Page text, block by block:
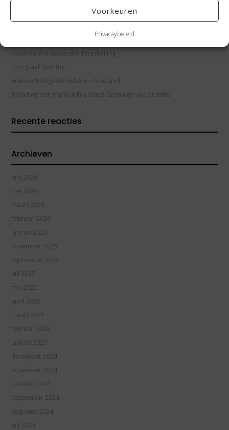
Voorkeuren
Privacaybeleid
Interieurfotografie Goudpoel Friesland
Hotel de Walvisvaarder Terschelling
Fotograaf Drenthe
Interieurfotografie Rebarn – Friesland
Branding fotografie in Friesland, Groningen en Drenthe
Recente reacties
Archieven
juni 2026
mei 2026
maart 2026
februari 2026
januari 2026
november 2025
september 2025
juli 2025
mei 2025
april 2025
maart 2025
februari 2025
januari 2025
december 2024
november 2024
oktober 2024
september 2024
augustus 2024
juli 2024